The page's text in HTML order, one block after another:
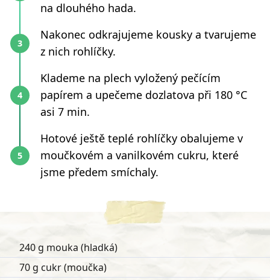
na dlouhého hada.
Nakonec odkrajujeme kousky a tvarujeme
z nich rohlíčky.
Klademe na plech vyložený pečícím
papírem a upečeme dozlatova při 180 °C
asi 7 min.
Hotové ještě teplé rohlíčky obalujeme v
moučkovém a vanilkovém cukru, které
jsme předem smíchaly.
240 g mouka (hladká)
70 g cukr (moučka)